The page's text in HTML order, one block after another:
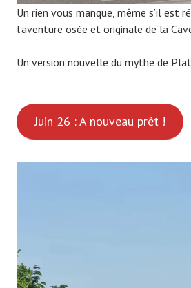
Un rien vous manque, même s’il est
l’aventure osée et originale de la
Un version nouvelle du mythe de
Juin 26 : A nouveau prêt !